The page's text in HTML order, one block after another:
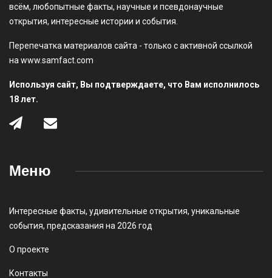
всём, любопытные факты, научные и псевдонаучные
открытия, интересные истории и события.
Перепечатка материалов сайта - только с активной ссылкой
на www.samfact.com
Используя сайт, Вы подтверждаете, что Вам исполнилось
18 лет.
Меню
Интересные факты, удивительные открытия, уникальные
события, предсказания на 2026 год
О проекте
Контакты